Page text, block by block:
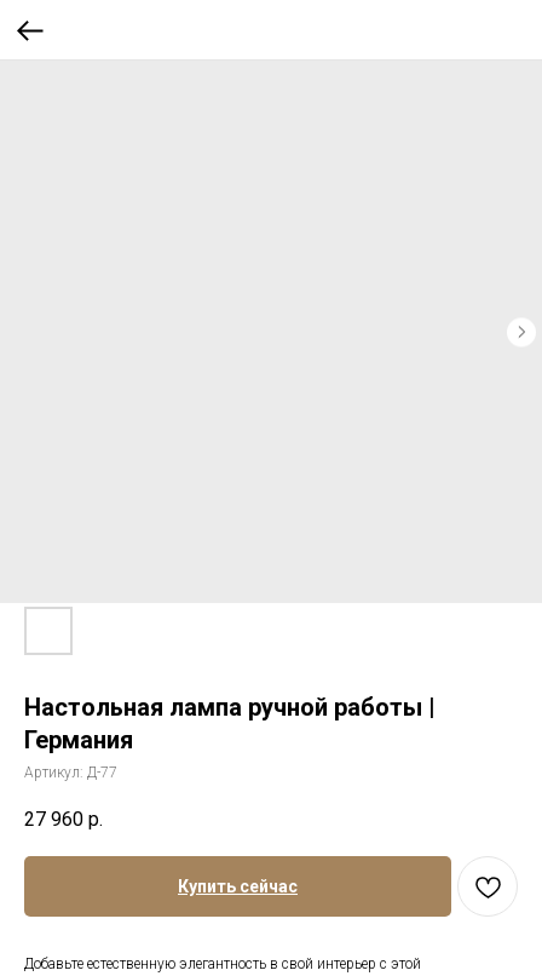
Настольная лампа ручной работы |
Германия
Артикул: Д-77
27 960 р.
Купить сейчас
Добавьте естественную элегантность в свой интерьер с этой